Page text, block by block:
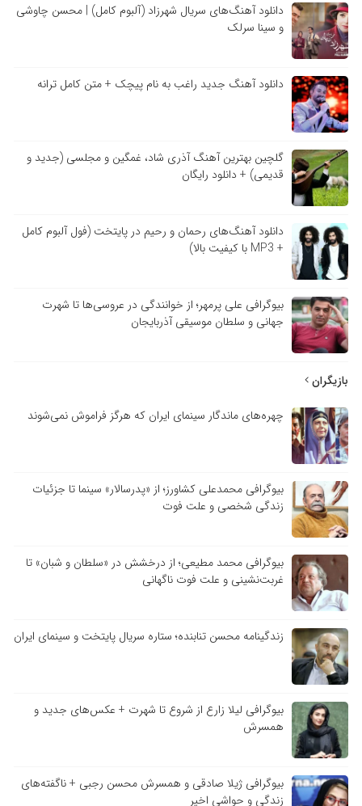
دانلود آهنگ‌های سریال شهرزاد (آلبوم کامل) | محسن چاوشی
و سینا سرلک
دانلود آهنگ جدید راغب به نام پیچک + متن کامل ترانه
گلچین بهترین آهنگ آذری شاد، غمگین و مجلسی (جدید و
قدیمی) + دانلود رایگان
دانلود آهنگ‌های رحمان و رحیم در پایتخت (فول آلبوم کامل
+ MP3 با کیفیت بالا)
بیوگرافی علی پرمهر؛ از خوانندگی در عروسی‌ها تا شهرت
جهانی و سلطان موسیقی آذربایجان
بازیگران
چهره‌های ماندگار سینمای ایران که هرگز فراموش نمی‌شوند
بیوگرافی محمدعلی کشاورز؛ از «پدرسالار» سینما تا جزئیات
زندگی شخصی و علت فوت
بیوگرافی محمد مطیعی؛ از درخشش در «سلطان و شبان» تا
غربت‌نشینی و علت فوت ناگهانی
زندگینامه محسن تنابنده؛ ستاره سریال پایتخت و سینمای ایران
بیوگرافی لیلا زارع از شروع تا شهرت + عکس‌های جدید و
همسرش
بیوگرافی ژیلا صادقی و همسرش محسن رجبی + ناگفته‌های
زندگی و حواشی اخیر